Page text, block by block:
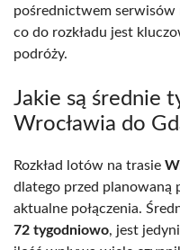
pośrednictwem serwisów
co do rozkładu jest
podróży.
Jakie są średnie
Wrocławia do
Rozkład lotów na trasie
dlatego przed planowaną
aktualne połączenia.
72 tygodniowo, jest